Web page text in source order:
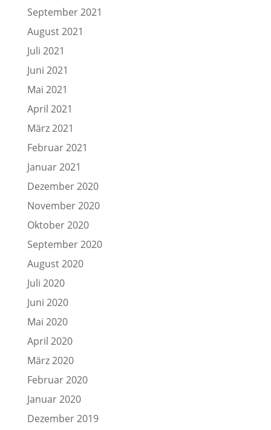
September 2021
August 2021
Juli 2021
Juni 2021
Mai 2021
April 2021
März 2021
Februar 2021
Januar 2021
Dezember 2020
November 2020
Oktober 2020
September 2020
August 2020
Juli 2020
Juni 2020
Mai 2020
April 2020
März 2020
Februar 2020
Januar 2020
Dezember 2019